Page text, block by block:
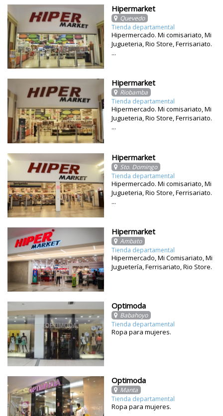
Hipermarket
Quevedo
Tienda departamental
Hipermercado. Mi comisariato, Mi
Jugueteria, Rio Store, Ferrisariato.
...
Hipermarket
Riobamba
Tienda departamental
Hipermercado. Mi comisariato, Mi
Jugueteria, Rio Store, Ferrisariato.
...
Hipermarket
Sto. Domingo
Tienda departamental
Hipermercado. Mi comisariato, Mi
Jugueteria, Rio Store, Ferrisariato.
...
Hipermarket
Ambato
Tienda departamental
Hipermercado, Mi Comisariato, Mi
Juguetería, Ferrisariato, Rio Store.
Optimoda
Babahoyo
Tienda departamental
Ropa para mujeres.
Optimoda
Manta
Tienda departamental
Ropa para mujeres.